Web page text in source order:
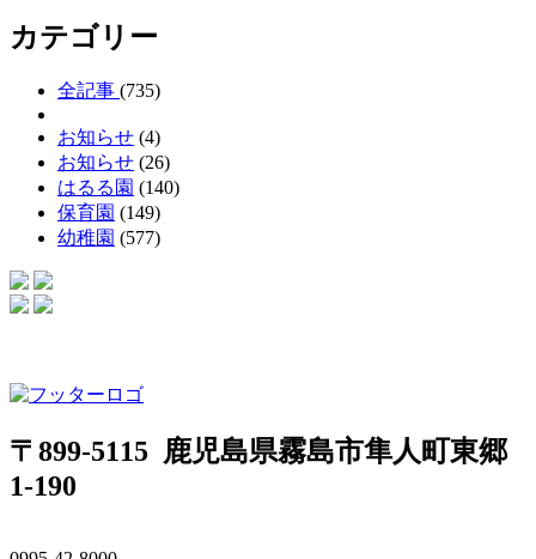
カテゴリー
全記事 (735)
お知らせ (4)
お知らせ (26)
はるる園 (140)
保育園 (149)
幼稚園 (577)
〒899-5115 鹿児島県霧島市隼人町東郷
1-190